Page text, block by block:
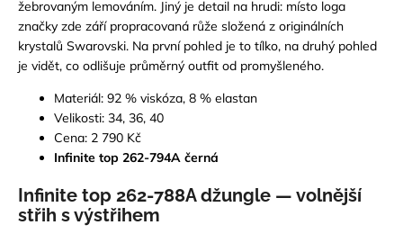
žebrovaným lemováním. Jiný je detail na hrudi: místo loga
značky zde září propracovaná růže složená z originálních
krystalů Swarovski. Na první pohled je to tílko, na druhý pohled
je vidět, co odlišuje průměrný outfit od promyšleného.
Materiál: 92 % viskóza, 8 % elastan
Velikosti: 34, 36, 40
Cena: 2 790 Kč
Infinite top 262-794A černá
Infinite top 262-788A džungle — volnější
střih s výstřihem